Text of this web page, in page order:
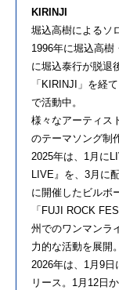
KIRINJI
堀込高樹によるソ
1996年に堀込高樹
に堀込泰行が脱退
「KIRINJI」を経
で活動中。
様々なアーティス
のテーマソング制
2025年は、1月に
LIVE』を、3月に
に開催したビルボ
「FUJI ROCK
州でのワンマンラ
力的な活動を展開。
2026年は、1月9日
リース。1月12日